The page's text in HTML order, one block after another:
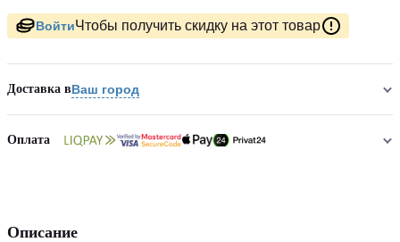
ВойтиЧтобы получить скидку на этот товар
Доставка вВаш город
Оплата
Описание